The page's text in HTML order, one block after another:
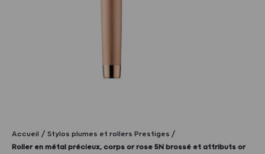
Accueil
Stylos plumes et rollers Prestiges
Roller en métal précieux, corps or rose 5N brossé et attributs or